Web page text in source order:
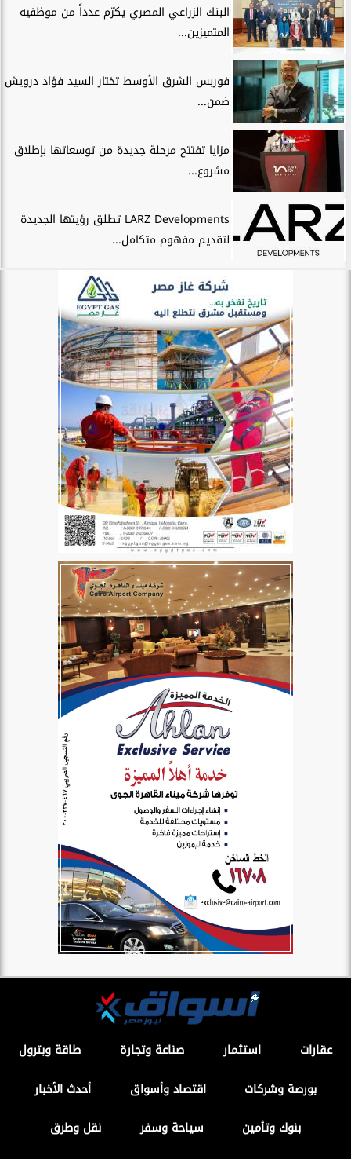
البنك الزراعي المصري يكرّم عدداً من موظفيه
المتميزين...
فوربس الشرق الأوسط تختار السيد فؤاد درويش
ضمن...
مزايا تفتتح مرحلة جديدة من توسعاتها بإطلاق
مشروع...
LARZ Developments تطلق رؤيتها الجديدة
لتقديم مفهوم متكامل...
عقارات استثمار صناعة وتجارة
طاقة وبترول
بورصة وشركات
اقتصاد وأسواق
أحدث الأخبار
بنوك وتأمين
سياحة وسفر
نقل وطرق